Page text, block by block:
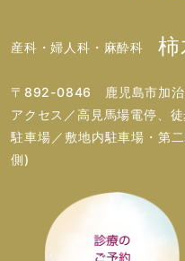
産科・婦人科・麻酔科
〒892-0846 鹿児島市加
アクセス／高見馬場電停、
駐車場／敷地内駐車場・第
側)